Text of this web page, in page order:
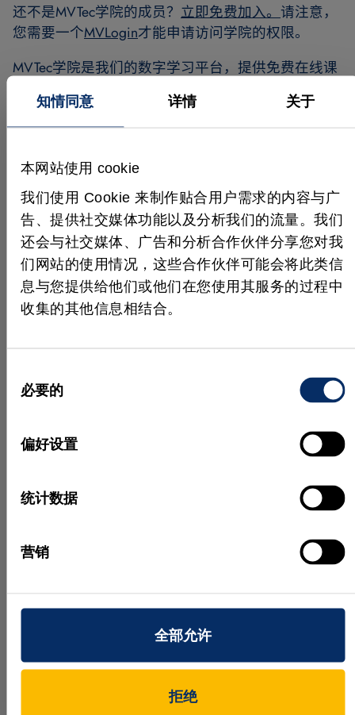
知情同意 详情 关于
本网站使用 cookie
我们使用 Cookie 来制作贴合用户需求的内容与广
告、提供社交媒体功能以及分析我们的流量。我们
还会与社交媒体、广告和分析合作伙伴分享您对我
们网站的使用情况，这些合作伙伴可能会将此类信
息与您提供给他们或他们在您使用其服务的过程中
收集的其他信息相结合。
必要的
偏好设置
统计数据
营销
全部允许
拒绝
还不是MVTec学院的成员？ 立即免费加入。 请注意，
您需要一个MVLogin才能申请访问学院的权限。
MVTec学院是我们的数字学习平台，提供免费在线课
时随地以自己的节奏学习。
更多新闻
MVTec Academy 新课程：
MVTec MERLIC on Edge。您将了解
境，以及这种架构如何通过简单且可
现场运行机器视觉应用。 本课程基
于 MERLIC 5.8，包含实践示例和引导
Edge 设备上启动和使用 MERLIC。…
新版本
匹配扩
版本将